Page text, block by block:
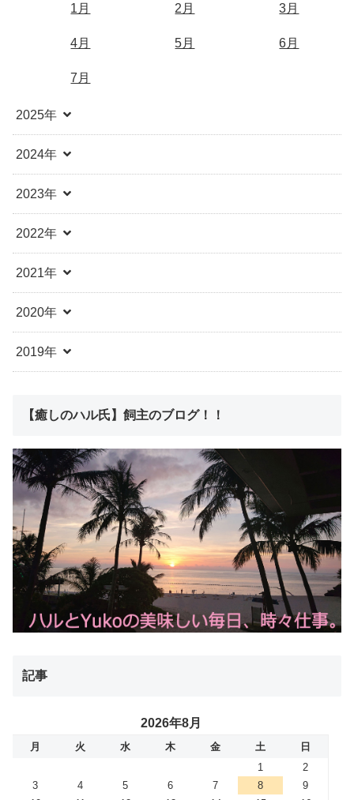
1月 2月 3月
4月 5月 6月
7月
2025年
2024年
2023年
2022年
2021年
2020年
2019年
【癒しのハル氏】飼主のブログ！！
記事
2026年8月
月 火 水 木 金 土
日
1
2
3
4 5 6 7 8
9